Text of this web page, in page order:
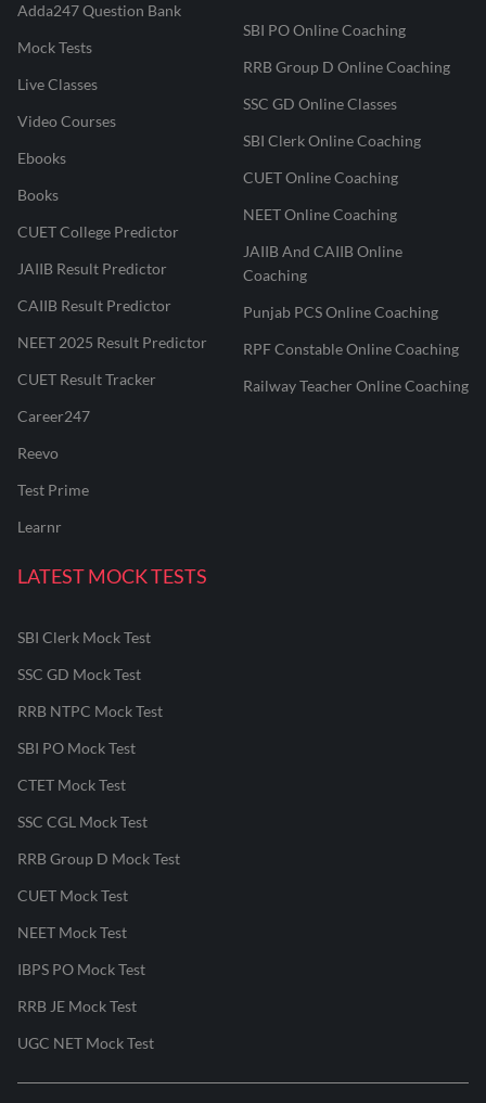
Adda247 Question Bank
Mock Tests
Live Classes
Video Courses
Ebooks
Books
CUET College Predictor
JAIIB Result Predictor
CAIIB Result Predictor
NEET 2025 Result Predictor
CUET Result Tracker
Career247
Reevo
Test Prime
Learnr
SBI PO Online Coaching
RRB Group D Online Coaching
SSC GD Online Classes
SBI Clerk Online Coaching
CUET Online Coaching
NEET Online Coaching
JAIIB And CAIIB Online
Coaching
Punjab PCS Online Coaching
RPF Constable Online Coaching
Railway Teacher Online Coaching
LATEST MOCK TESTS
SBI Clerk Mock Test
SSC GD Mock Test
RRB NTPC Mock Test
SBI PO Mock Test
CTET Mock Test
SSC CGL Mock Test
RRB Group D Mock Test
CUET Mock Test
NEET Mock Test
IBPS PO Mock Test
RRB JE Mock Test
UGC NET Mock Test